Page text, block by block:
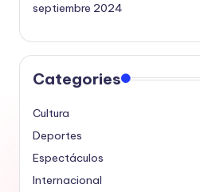
septiembre 2024
Categories
Cultura
Deportes
Espectáculos
Internacional